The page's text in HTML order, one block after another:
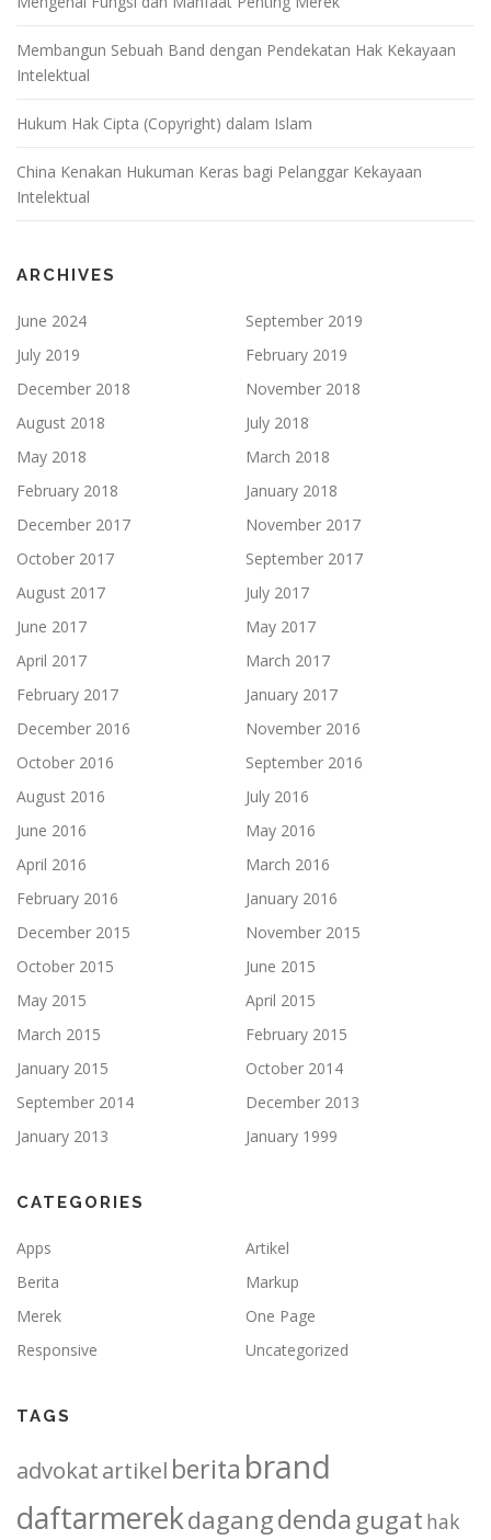
Membangun Sebuah Band dengan Pendekatan Hak Kekayaan
Intelektual
Hukum Hak Cipta (Copyright) dalam Islam
China Kenakan Hukuman Keras bagi Pelanggar Kekayaan
Intelektual
ARCHIVES
June 2024
September 2019
July 2019
February 2019
December 2018
November 2018
August 2018
July 2018
May 2018
March 2018
February 2018
January 2018
December 2017
November 2017
October 2017
September 2017
August 2017
July 2017
June 2017
May 2017
April 2017
March 2017
February 2017
January 2017
December 2016
November 2016
October 2016
September 2016
August 2016
July 2016
June 2016
May 2016
April 2016
March 2016
February 2016
January 2016
December 2015
November 2015
October 2015
June 2015
May 2015
April 2015
March 2015
February 2015
January 2015
October 2014
September 2014
December 2013
January 2013
January 1999
CATEGORIES
Apps
Artikel
Berita
Markup
Merek
One Page
Responsive
Uncategorized
TAGS
advokatartikel berita brand
daftarmerekdagangdendagugat hak